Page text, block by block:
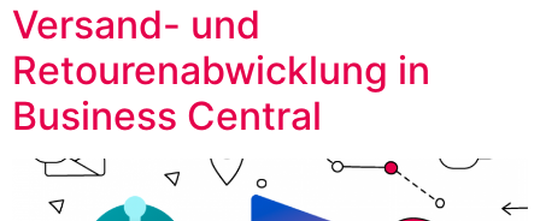
Versand- und
Retourenabwicklung in
Business Central